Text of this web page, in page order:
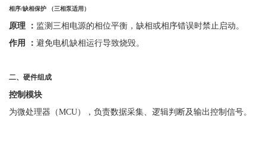
相序/缺相保护 （三相泵适用）
原理 ： 监测三相电源的相位平衡，缺相或相序错误时禁止启动。
作用
： 避免电机缺相运行导致烧毁。
二、硬件组成
控制模块
为微处理器（MCU），负责数据采集、逻辑判断及输出控制信号。